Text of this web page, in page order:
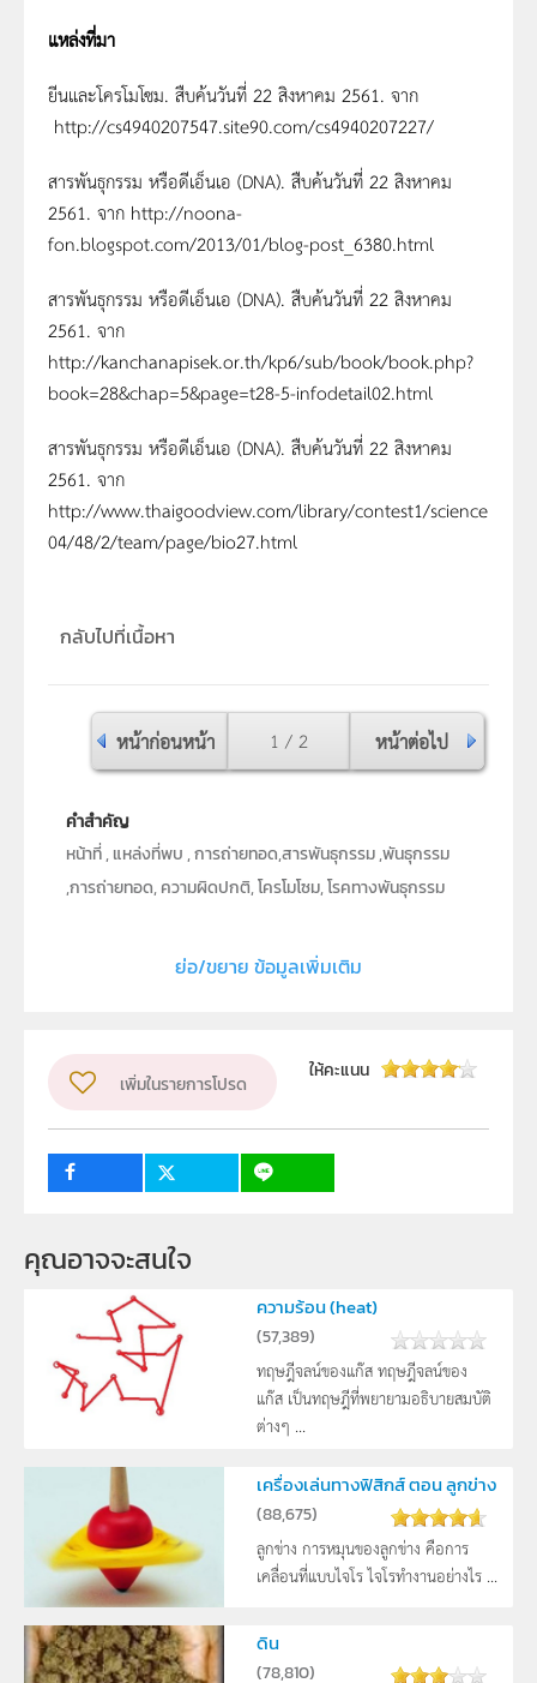
แหล่งที่มา
ยีนและโครโมโซม. สืบค้นวันที่ 22 สิงหาคม 2561. จาก
http://cs4940207547.site90.com/cs4940207227/
สารพันธุกรรม หรือดีเอ็นเอ (DNA). สืบค้นวันที่ 22 สิงหาคม
2561. จาก http://noona-
fon.blogspot.com/2013/01/blog-post_6380.html
สารพันธุกรรม หรือดีเอ็นเอ (DNA). สืบค้นวันที่ 22 สิงหาคม
2561. จาก
http://kanchanapisek.or.th/kp6/sub/book/book.php?
book=28&chap=5&page=t28-5-infodetail02.html
สารพันธุกรรม หรือดีเอ็นเอ (DNA). สืบค้นวันที่ 22 สิงหาคม
2561. จาก
http://www.thaigoodview.com/library/contest1/science
04/48/2/team/page/bio27.html
กลับไปที่เนื้อหา
หน้าก่อนหน้า 1 / 2 หน้าต่อไป
คำสำคัญ
หน้าที่ , แหล่งที่พบ , การถ่ายทอด,สารพันธุกรรม ,พันธุกรรม
,การถ่ายทอด, ความผิดปกติ, โครโมโซม, โรคทางพันธุกรรม
พจนา เพชรคอน
วิชา
ม.2
กลุ่มเป้าหมาย
ย่อ/ขยาย ข้อมูลเพิ่มเติม
เพิ่มในรายการโปรด
ให้คะแนน
คุณอาจจะสนใจ
ความร้อน (heat)
(57,389)
ทฤษฎีจลน์ของแก๊ส ทฤษฎีจลน์ของ
แก๊ส เป็นทฤษฎีที่พยายามอธิบายสมบัติ
ต่างๆ ...
เครื่องเล่นทางฟิสิกส์ ตอน ลูกข่าง
(88,675)
ลูกข่าง การหมุนของลูกข่าง คือการ
เคลื่อนที่แบบไจโร ไจโรทำงานอย่างไร ...
ดิน
(78,810)